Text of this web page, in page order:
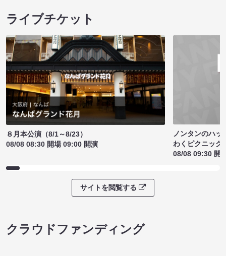
ライブチケット
８月本公演（8/1～8/23）
08/08 08:30 開場 09:00 開演
ノンタンのハッ
わくピクニック
08/08 09:30 開
サイトを閲覧する
クラウドファンディング